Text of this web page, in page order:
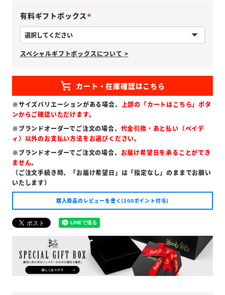
有料ギフトボックス
必
須
)
スペシャルギフトボックスについて >
※サイズバリエーションがある場合、 上部の「カートはこちら」ボタ
ンからご確認いただけます。
※ブランドオーダーでご注文の場合、 代金引換・あと払い（ペイデ
ィ）以外のお支払い方法をお選びください。
※ブランドオーダーでご注文の場合、 お届け希望日を承ることができ
ません。
（ご注文手続き時、「お届け希望日」は「指定なし」のままでお願い
いたします）
購入商品のレビューを書く(100ポイント付与)